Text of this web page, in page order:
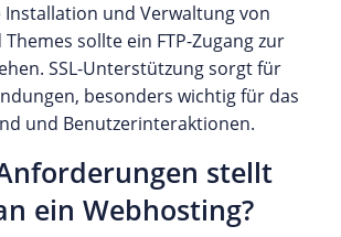
Installation und Verwaltung von
sollte ein FTP-Zugang zur
SSL-Unterstützung sorgt für
besonders wichtig für das
und Benutzerinteraktionen.
stellt
ein Webhosting?